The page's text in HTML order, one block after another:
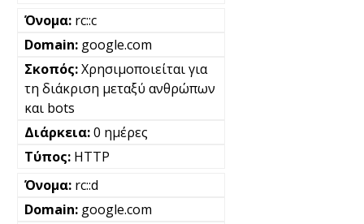
rc::c
google.com
Χρησιμοποιείται για
τη διάκριση μεταξύ ανθρώπων
και bots
0 ημέρες
HTTP
rc::d
google.com